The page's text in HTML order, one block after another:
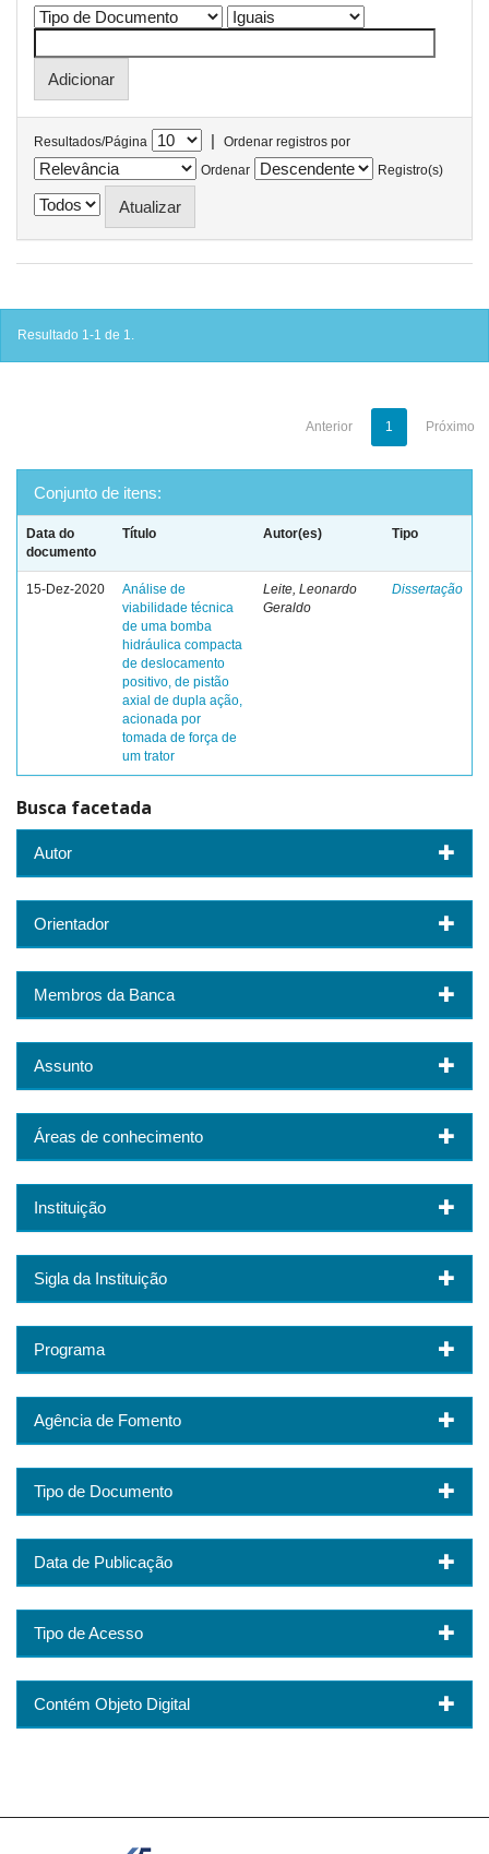
Resultados/Página |
Ordenar registros por
Ordenar
Registro(s)
Resultado 1-1 de 1.
Anterior 1 Próximo
Conjunto de itens:
Data do
documento
Título Autor(es) Tipo
15-Dez-2020
Análise de
viabilidade técnica
de uma bomba
hidráulica compacta
de deslocamento
positivo, de pistão
axial de dupla ação,
acionada por
tomada de força de
um trator
Leite, Leonardo
Geraldo
Dissertação
Busca facetada
Autor
Orientador
Membros da Banca
Assunto
Áreas de conhecimento
Instituição
Sigla da Instituição
Programa
Agência de Fomento
Tipo de Documento
Data de Publicação
Tipo de Acesso
Contém Objeto Digital